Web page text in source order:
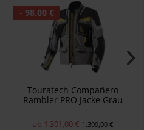
- 98,00 €
Touratech Compañero
Rambler PRO Jacke Grau
ab 1.301,00 € 1.399,00 €